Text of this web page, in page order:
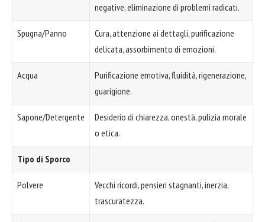
negative, eliminazione di problemi radicati.
Spugna/Panno
Cura, attenzione ai dettagli, purificazione
delicata, assorbimento di emozioni.
Acqua
Purificazione emotiva, fluidità, rigenerazione,
guarigione.
Sapone/Detergente
Desiderio di chiarezza, onestà, pulizia morale
o etica.
Tipo di Sporco
Polvere
Vecchi ricordi, pensieri stagnanti, inerzia,
trascuratezza.